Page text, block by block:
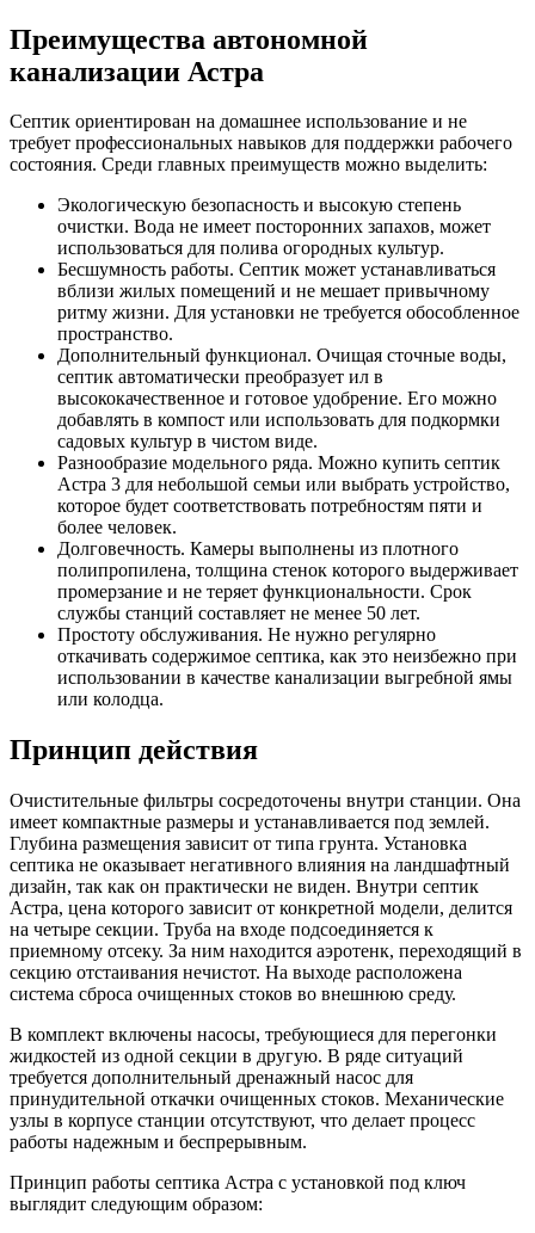
Преимущества автономной
канализации Астра
Септик ориентирован на домашнее использование и не
требует профессиональных навыков для поддержки рабочего
состояния. Среди главных преимуществ можно выделить:
Экологическую безопасность и высокую степень
очистки. Вода не имеет посторонних запахов, может
использоваться для полива огородных культур.
Бесшумность работы. Септик может устанавливаться
вблизи жилых помещений и не мешает привычному
ритму жизни. Для установки не требуется обособленное
пространство.
Дополнительный функционал. Очищая сточные воды,
септик автоматически преобразует ил в
высококачественное и готовое удобрение. Его можно
добавлять в компост или использовать для подкормки
садовых культур в чистом виде.
Разнообразие модельного ряда. Можно купить септик
Астра 3 для небольшой семьи или выбрать устройство,
которое будет соответствовать потребностям пяти и
более человек.
Долговечность. Камеры выполнены из плотного
полипропилена, толщина стенок которого выдерживает
промерзание и не теряет функциональности. Срок
службы станций составляет не менее 50 лет.
Простоту обслуживания. Не нужно регулярно
откачивать содержимое септика, как это неизбежно при
использовании в качестве канализации выгребной ямы
или колодца.
Принцип действия
Очистительные фильтры сосредоточены внутри станции. Она
имеет компактные размеры и устанавливается под землей.
Глубина размещения зависит от типа грунта. Установка
септика не оказывает негативного влияния на ландшафтный
дизайн, так как он практически не виден. Внутри септик
Астра, цена которого зависит от конкретной модели, делится
на четыре секции. Труба на входе подсоединяется к
приемному отсеку. За ним находится аэротенк, переходящий в
секцию отстаивания нечистот. На выходе расположена
система сброса очищенных стоков во внешнюю среду.
В комплект включены насосы, требующиеся для перегонки
жидкостей из одной секции в другую. В ряде ситуаций
требуется дополнительный дренажный насос для
принудительной откачки очищенных стоков. Механические
узлы в корпусе станции отсутствуют, что делает процесс
работы надежным и беспрерывным.
Принцип работы септика Астра с установкой под ключ
выглядит следующим образом: